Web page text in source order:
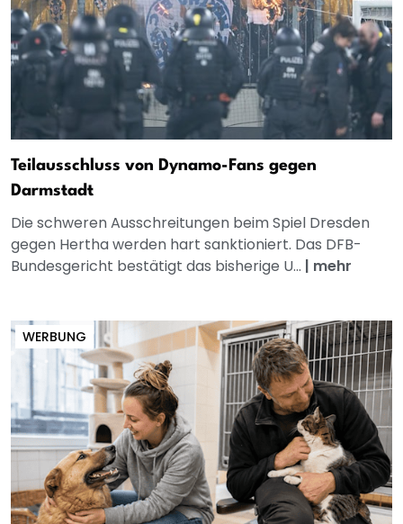
Teilausschluss von Dynamo-Fans gegen
Darmstadt
Die schweren Ausschreitungen beim Spiel Dresden
gegen Hertha werden hart sanktioniert. Das DFB-
Bundesgericht bestätigt das bisherige U... | mehr
WERBUNG